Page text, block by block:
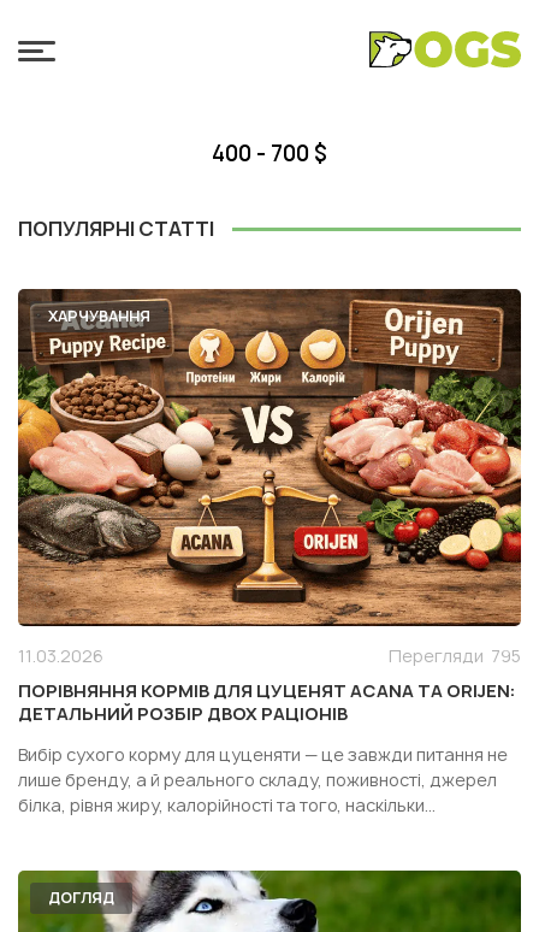
400 - 700 $
ПОПУЛЯРНІ СТАТТІ
ХАРЧУВАННЯ
11.03.2026 Перегляди 795
ПОРІВНЯННЯ КОРМІВ ДЛЯ ЦУЦЕНЯТ ACANA ТА ORIJEN:
ДЕТАЛЬНИЙ РОЗБІР ДВОХ РАЦІОНІВ
Вибір сухого корму для цуценяти — це завжди питання не
лише бренду, а й реального складу, поживності, джерел
білка, рівня жиру, калорійності та того, наскільки
одного сегмента — Acana Puppy Recipe і Orijen Pupp...
ДОГЛЯД